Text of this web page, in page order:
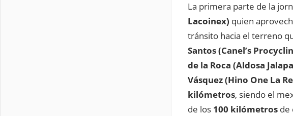
La primera parte de la
Lacoinex) quien
tránsito hacia el terreno
Santos (Canel’s
de la Roca (Aldosa
Vásquez (Hino One La
kilómetros, siendo el
de los 100 kilómetros de